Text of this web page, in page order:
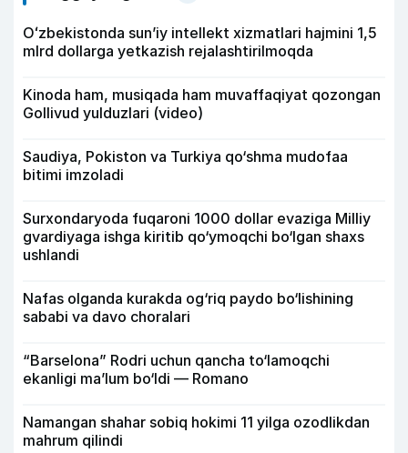
Oʻzbekistonda sunʼiy intellekt xizmatlari hajmini 1,5
mlrd dollarga yetkazish rejalashtirilmoqda
Kinoda ham, musiqada ham muvaffaqiyat qozongan
Gollivud yulduzlari (video)
Saudiya, Pokiston va Turkiya qo‘shma mudofaa
bitimi imzoladi
Surxondaryoda fuqaroni 1000 dollar evaziga Milliy
gvardiyaga ishga kiritib qo‘ymoqchi bo‘lgan shaxs
ushlandi
Nafas olganda kurakda og‘riq paydo bo‘lishining
sababi va davo choralari
“Barselona” Rodri uchun qancha to‘lamoqchi
ekanligi ma’lum bo‘ldi — Romano
Namangan shahar sobiq hokimi 11 yilga ozodlikdan
mahrum qilindi